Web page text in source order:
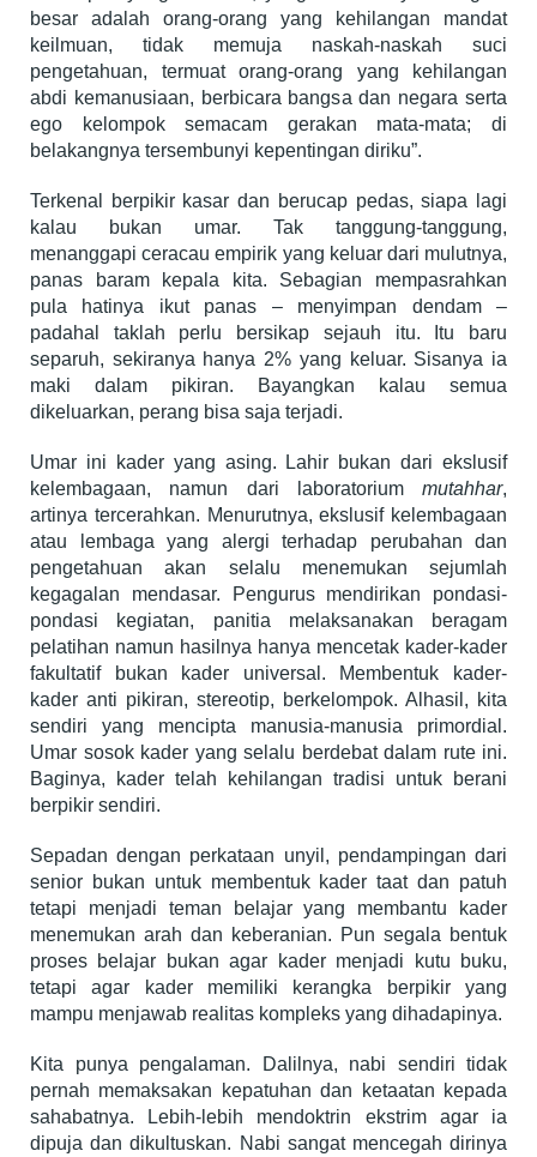
besar adalah orang-orang yang kehilangan mandat
keilmuan, tidak memuja naskah-naskah suci
pengetahuan, termuat orang-orang yang kehilangan
abdi kemanusiaan, berbicara bangsa dan negara serta
ego kelompok semacam gerakan mata-mata; di
belakangnya tersembunyi kepentingan diriku”.
Terkenal berpikir kasar dan berucap pedas, siapa lagi
kalau bukan umar. Tak tanggung-tanggung,
menanggapi ceracau empirik yang keluar dari mulutnya,
panas baram kepala kita. Sebagian mempasrahkan
pula hatinya ikut panas – menyimpan dendam –
padahal taklah perlu bersikap sejauh itu. Itu baru
separuh, sekiranya hanya 2% yang keluar. Sisanya ia
maki dalam pikiran. Bayangkan kalau semua
dikeluarkan, perang bisa saja terjadi.
Umar ini kader yang asing. Lahir bukan dari ekslusif
kelembagaan, namun dari laboratorium mutahhar,
artinya tercerahkan. Menurutnya, ekslusif kelembagaan
atau lembaga yang alergi terhadap perubahan dan
pengetahuan akan selalu menemukan sejumlah
kegagalan mendasar. Pengurus mendirikan pondasi-
pondasi kegiatan, panitia melaksanakan beragam
pelatihan namun hasilnya hanya mencetak kader-kader
fakultatif bukan kader universal. Membentuk kader-
kader anti pikiran, stereotip, berkelompok. Alhasil, kita
sendiri yang mencipta manusia-manusia primordial.
Umar sosok kader yang selalu berdebat dalam rute ini.
Baginya, kader telah kehilangan tradisi untuk berani
berpikir sendiri.
Sepadan dengan perkataan unyil, pendampingan dari
senior bukan untuk membentuk kader taat dan patuh
tetapi menjadi teman belajar yang membantu kader
menemukan arah dan keberanian. Pun segala bentuk
proses belajar bukan agar kader menjadi kutu buku,
tetapi agar kader memiliki kerangka berpikir yang
mampu menjawab realitas kompleks yang dihadapinya.
Kita punya pengalaman. Dalilnya, nabi sendiri tidak
pernah memaksakan kepatuhan dan ketaatan kepada
sahabatnya. Lebih-lebih mendoktrin ekstrim agar ia
dipuja dan dikultuskan. Nabi sangat mencegah dirinya